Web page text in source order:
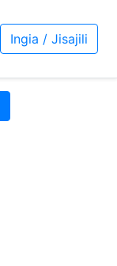
Ingia / Jisajili